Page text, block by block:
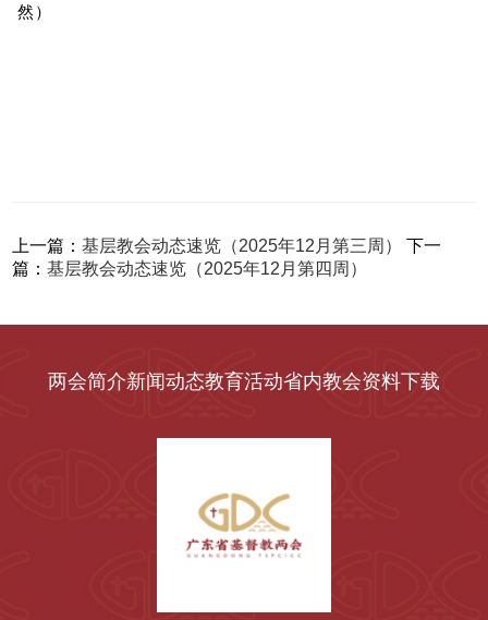
然）
上一篇：基层教会动态速览（2025年12月第三周）
下一
篇：基层教会动态速览（2025年12月第四周）
两会简介新闻动态教育活动省内教会资料下载